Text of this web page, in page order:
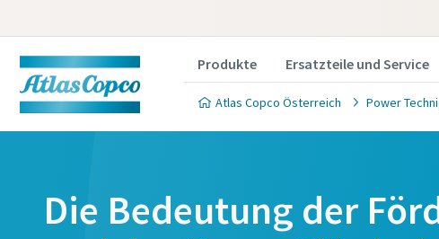
Produkte Ersatzteile und Service
Atlas Copco Österreich Power
Die Bedeutung der